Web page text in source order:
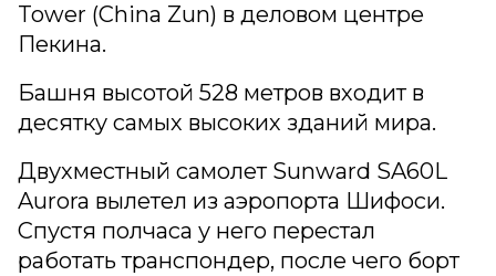
Tower (China Zun) в деловом центре
Пекина.
Башня высотой 528 метров входит в
десятку самых высоких зданий мира.
Двухместный самолет Sunward SA60L
Aurora вылетел из аэропорта Шифоси.
Спустя полчаса у него перестал
работать транспондер, после чего борт